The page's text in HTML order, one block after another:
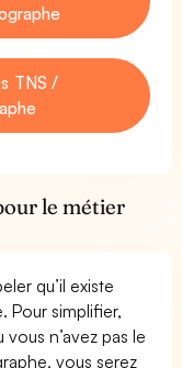
TNS /
le métier
qu’il existe
Pour simplifier,
n’avez pas le
vous serez